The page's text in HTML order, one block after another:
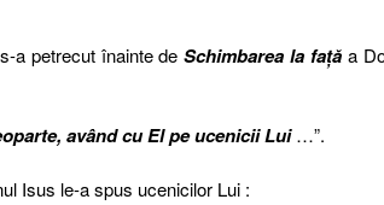
a petrecut înainte deSchimbarea la față a
având cu El pe ucenicii Lui…”.
Isus le-a spus ucenicilor Lui :